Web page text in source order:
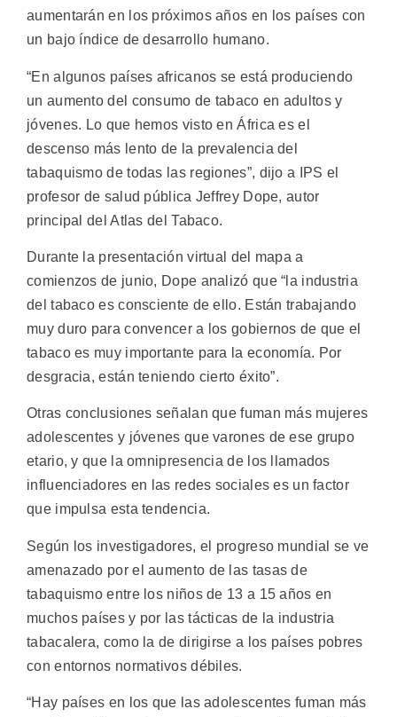
aumentarán en los próximos años en los países con
un bajo índice de desarrollo humano.
“En algunos países africanos se está produciendo
un aumento del consumo de tabaco en adultos y
jóvenes. Lo que hemos visto en África es el
descenso más lento de la prevalencia del
tabaquismo de todas las regiones”, dijo a IPS el
profesor de salud pública Jeffrey Dope, autor
principal del Atlas del Tabaco.
Durante la presentación virtual del mapa a
comienzos de junio, Dope analizó que “la industria
del tabaco es consciente de ello. Están trabajando
muy duro para convencer a los gobiernos de que el
tabaco es muy importante para la economía. Por
desgracia, están teniendo cierto éxito”.
Otras conclusiones señalan que fuman más mujeres
adolescentes y jóvenes que varones de ese grupo
etario, y que la omnipresencia de los llamados
influenciadores en las redes sociales es un factor
que impulsa esta tendencia.
Según los investigadores, el progreso mundial se ve
amenazado por el aumento de las tasas de
tabaquismo entre los niños de 13 a 15 años en
muchos países y por las tácticas de la industria
tabacalera, como la de dirigirse a los países pobres
con entornos normativos débiles.
“Hay países en los que las adolescentes fuman más